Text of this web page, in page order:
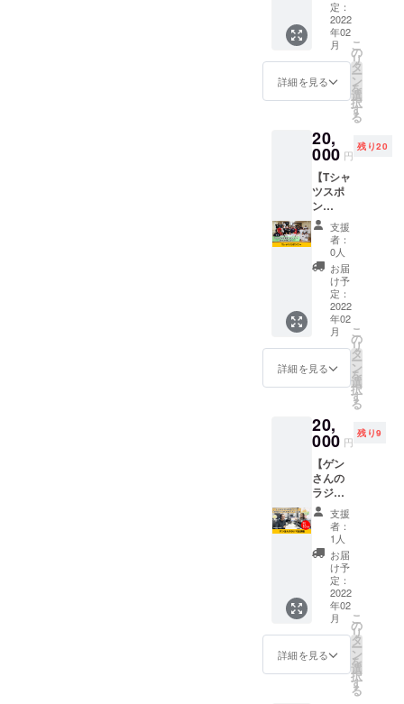
者として育
成すること
でした。
NPO法人を
設立して、
人達の応援
もあってカ
ンボジアに
事務所を作
りましたが
2020年のコ
ロナウイル
スで活動で
きなくなり
ました。現
在日本国内
事士が不足
世界的にも
技術者不足
になってい
ます。ギネ
ス記録を
持っている
電気工事士
として50年
前の電気工
事から現代
の電気工事
まで知って
いるので、
そのノウハ
加もで
きま
す。 ※
掲載期
間は
2022年
2月から
1年間で
す。
アから
ブレス
レット
にお礼
のメッ
セージ
をつけ
てお届
す。 カ
ンボジ
アから
発送に
なるた
め、若
干到着
が遅れ
る場合
があり
ますの
でご了
承くだ
さい。
※送料込
みのお
値段で
定：
2022
年02
月
詳細を見る
こ
の
リ
タ
ー
ン
を
選
択
す
る
20,
000 円
残り20
【Tシャ
ツスポ
ン
サー】
カンボ
ジア
「電設
学校」
の企業
スポン
サーに
なれる
権利で
す。 カ
ンボジ
ア「電
校」の
カンボ
ジアの
技実習
生のT
シャツ
に企業
スポン
サーと
して企
業名を
掲載さ
せてい
ただき
ます。
あなた
の企業
支援
者：
0人
お届
け予
定：
2022
年02
月
詳細を見る
こ
の
リ
タ
ー
ン
を
選
択
す
る
20,
000 円
残り9
【ゲン
さんの
ラジオ
出演
権】 源
電設有
限会社
社員の
「現役
電気工
事士歴
ギネス
記録保
持者」
のゲン
さんが
支援
者：
1人
お届
け予
定：
2022
年02
月
詳細を見る
こ
の
リ
タ
ー
ン
を
選
択
す
る